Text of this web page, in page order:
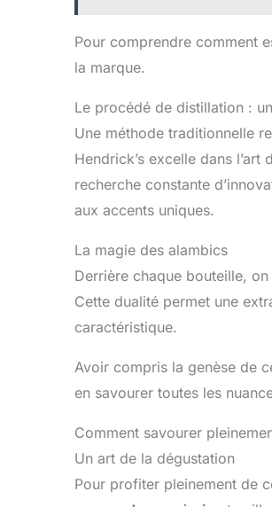
Pour comprendre comment
la marque.
Le procédé de distillation :
Une méthode traditionnelle
Hendrick’s excelle dans
recherche constante
aux accents uniques.
La magie des alambics
Derrière chaque bouteille,
Cette dualité permet une
caractéristique.
Avoir compris la genèse de
en savourer toutes les
Comment savourer
Un art de la dégustation
Pour profiter pleinement de